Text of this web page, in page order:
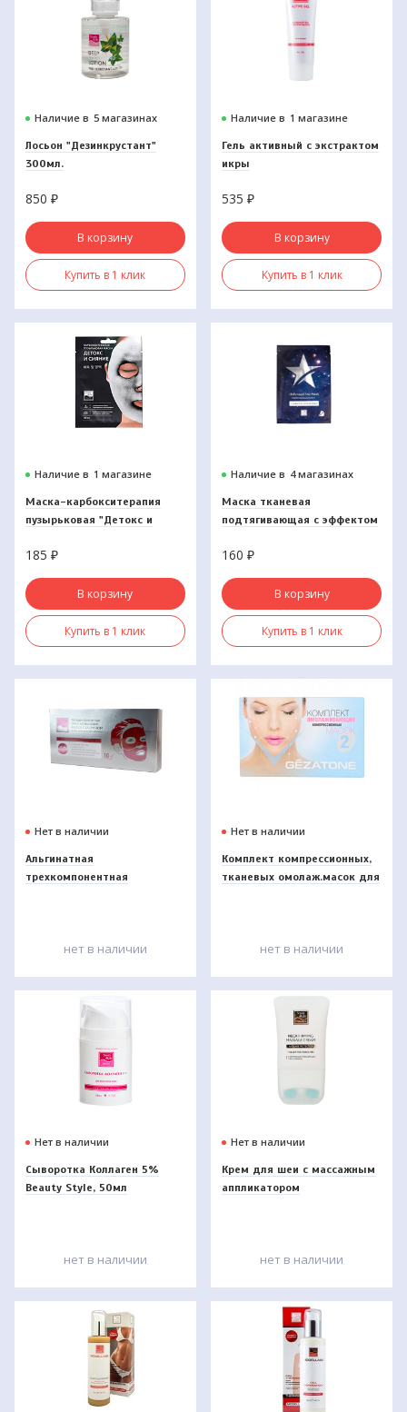
Наличие в 5 магазинах
Лосьон "Дезинкрустант"
300мл.
850 ₽
В корзину
Купить в 1 клик
Наличие в 1 магазине
Гель активный с экстрактом
икры
535₽
В корзину
Купить в 1 клик
Наличие в 1 магазине
Маска-карбокситерапия
пузырьковая "Детокс и
185 ₽
В корзину
Купить в 1 клик
Наличие в 4 магазинах
Маска тканевая
подтягивающая с эффектом
Beauty Style
160₽
В корзину
Купить в 1 клик
Нет в наличии
Альгинатная
трехкомпонентная
нет в наличии
Нет в наличии
Комплект компрессионных,
тканевых омолаж.масок для
нет в наличии
Нет в наличии
Сыворотка Коллаген 5%
Beauty Style, 50мл
нет в наличии
Нет в наличии
Крем для шеи с массажным
аппликатором
нет в наличии